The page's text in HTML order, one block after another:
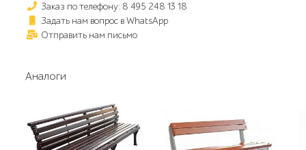
Заказ по телефону: 8 495 248 13 18
Задать нам вопрос в WhatsApp
Отправить нам письмо
Аналоги